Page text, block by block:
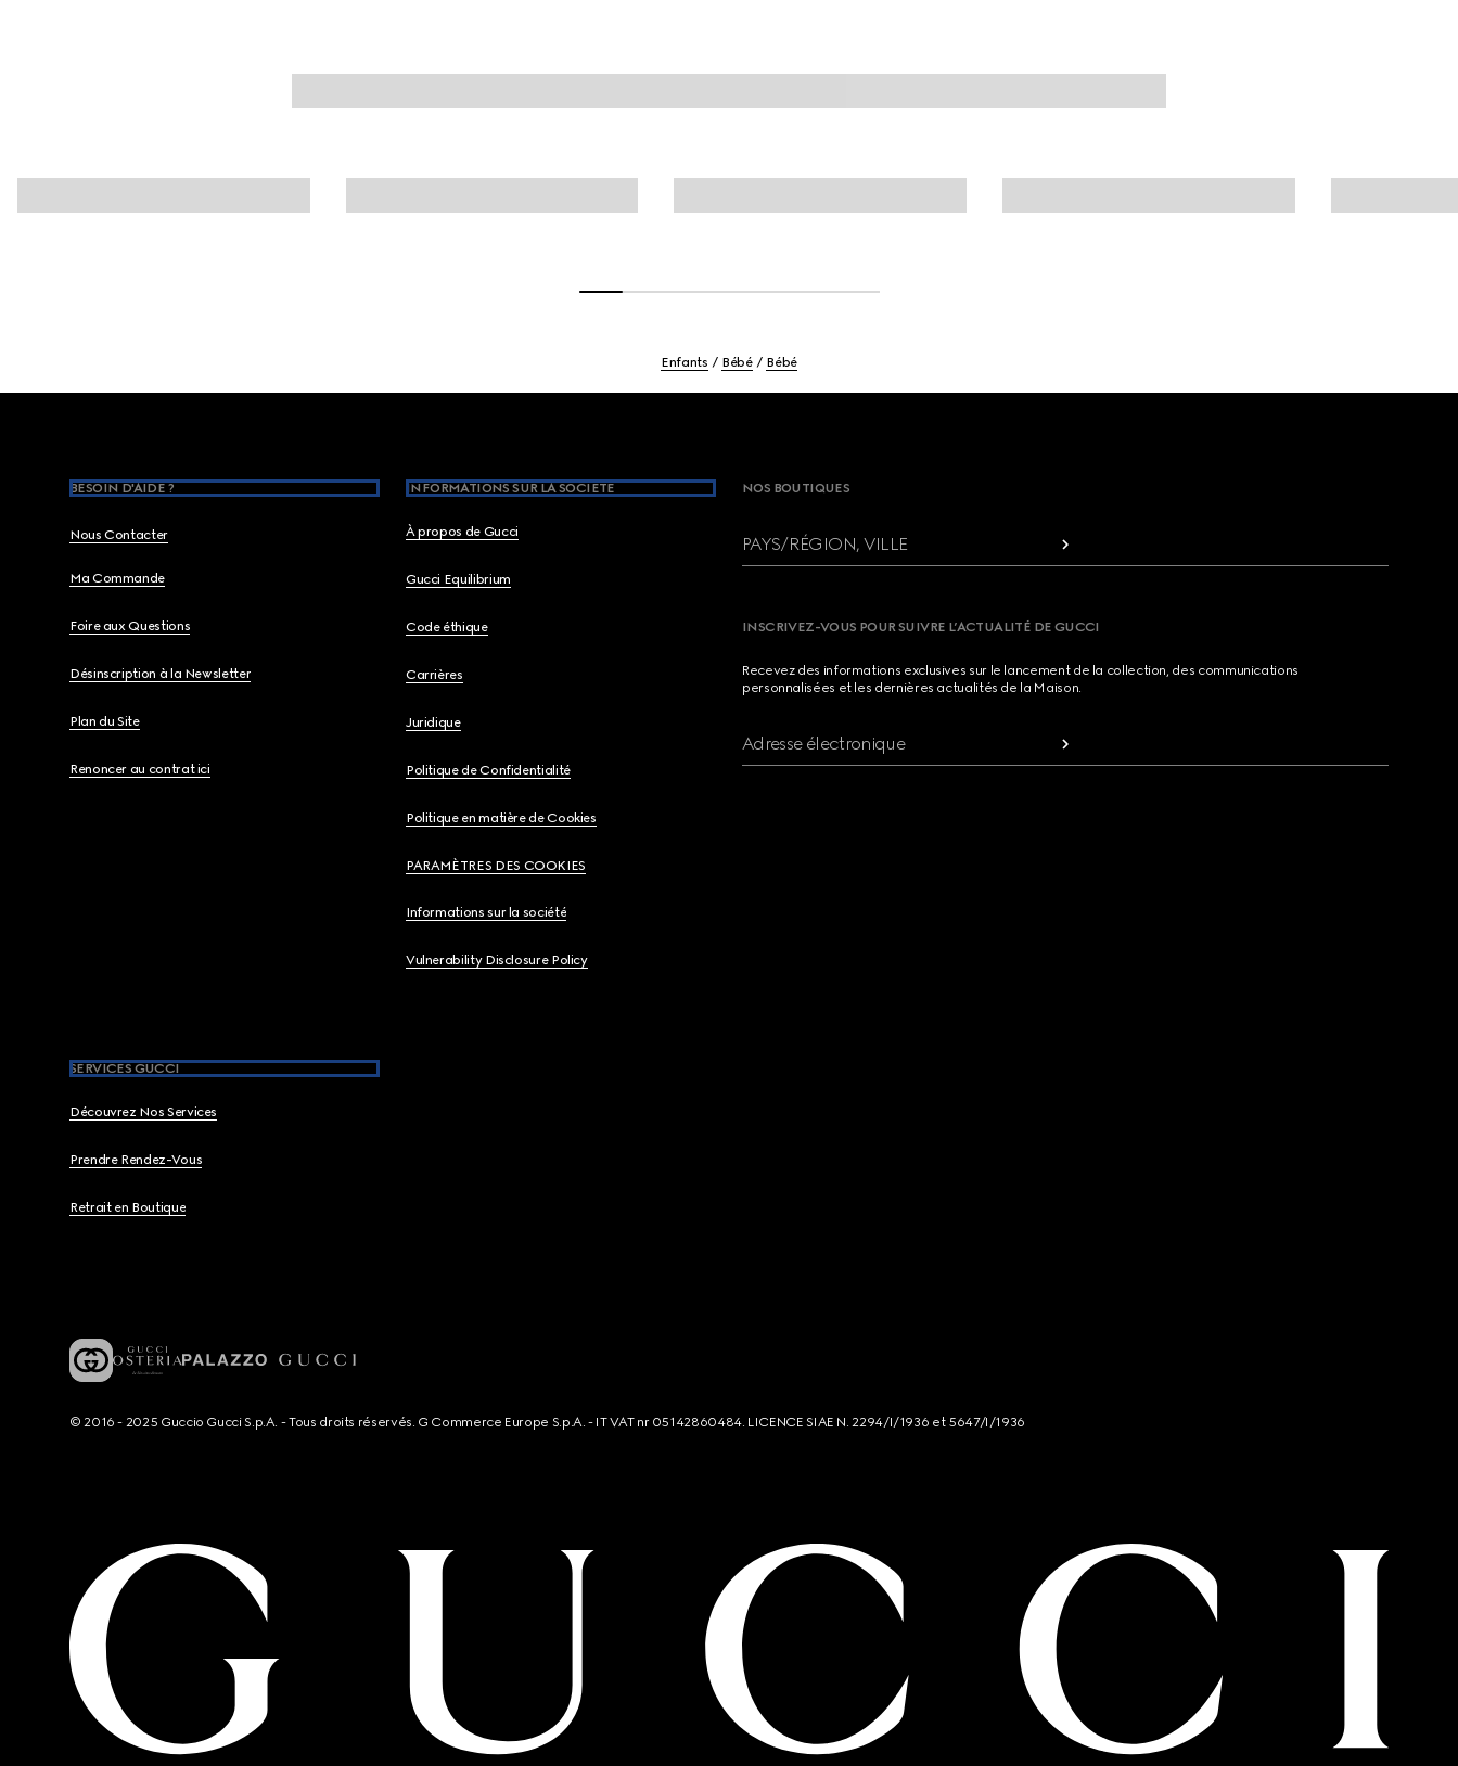
Enfants Bébé Bébé
BESOIN D'AIDE ?
Nous Contacter
Ma Commande
Foire aux Questions
Désinscription à la Newsletter
Plan du Site
Renoncer au contrat ici
INFORMATIONS SUR LA SOCIETE
À propos de Gucci
Gucci Equilibrium
Code éthique
Carrières
Juridique
Politique de Confidentialité
Politique en matière de Cookies
PARAMÈTRES DES COOKIES
Informations sur la société
Vulnerability Disclosure Policy
SERVICES GUCCI
Découvrez Nos Services
Prendre Rendez-Vous
Retrait en Boutique
NOS BOUTIQUES
PAYS/RÉGION, VILLE
INSCRIVEZ-VOUS POUR SUIVRE L’ACTUALITÉ DE GUCCI
Recevez des informations exclusives sur le lancement de la collection, des communications
personnalisées et les dernières actualités de la Maison.
Adresse électronique
© 2016 - 2025 Guccio Gucci S.p.A. - Tous droits réservés. G Commerce Europe S.p.A. - IT VAT nr 05142860484. LICENCE SIAE N. 2294/I/1936 et 5647/I/1936